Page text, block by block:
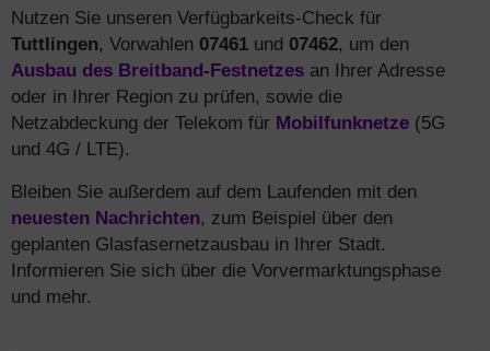
Nutzen Sie unseren Verfügbarkeits-Check für
Tuttlingen, Vorwahlen 07461 und 07462, um den
Ausbau des Breitband-Festnetzes an Ihrer Adresse
oder in Ihrer Region zu prüfen, sowie die
Netzabdeckung der Telekom für Mobilfunknetze (5G
und 4G / LTE).
Bleiben Sie außerdem auf dem Laufenden mit den
neuesten Nachrichten, zum Beispiel über den
geplanten Glasfasernetzausbau in Ihrer Stadt.
Informieren Sie sich über die Vorvermarktungsphase
und mehr.